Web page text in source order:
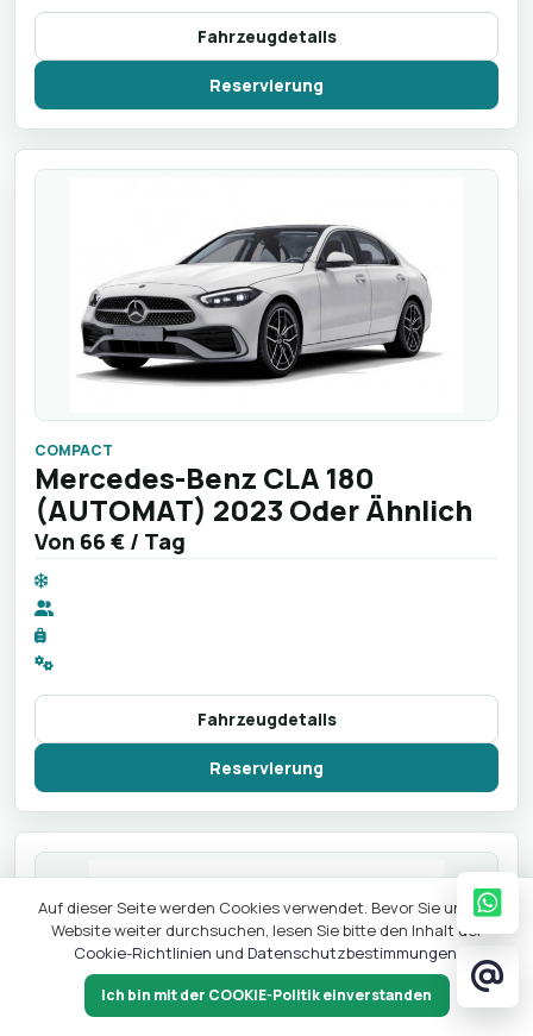
Fahrzeugdetails
Reservierung
COMPACT
Mercedes-Benz CLA 180
(AUTOMAT) 2023 Oder Ähnlich
Von 66 € / Tag
Fahrzeugdetails
Reservierung
Auf dieser Seite werden Cookies verwendet. Bevor Sie unsere
Website weiter durchsuchen, lesen Sie bitte den Inhalt der
Cookie-Richtlinien und Datenschutzbestimmungen
Ich bin mit der COOKIE-Politik einverstanden